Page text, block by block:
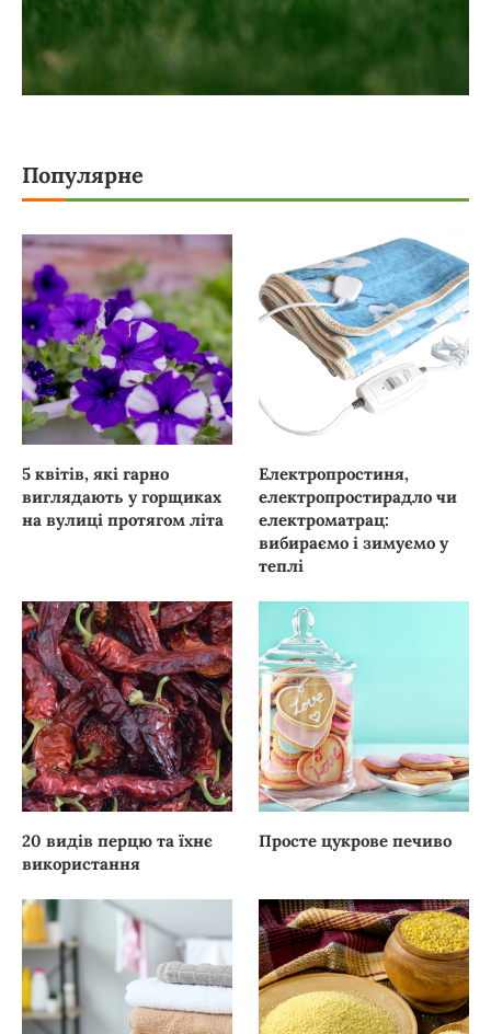
Популярне
5 квітів, які гарно
виглядають у горщиках
на вулиці протягом літа
Електропростиня,
електропростирадло чи
електроматрац:
вибираємо і зимуємо у
теплі
20 видів перцю та їхнє
використання
Просте цукрове печиво